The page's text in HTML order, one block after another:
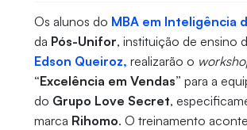
Os alunos do MBA em Inteligência
da Pós-Unifor, instituição de ensino
Edson Queiroz, realizarão o
“Excelência em Vendas” para a
do Grupo Love Secret,
marca Rihomo. O treinamento